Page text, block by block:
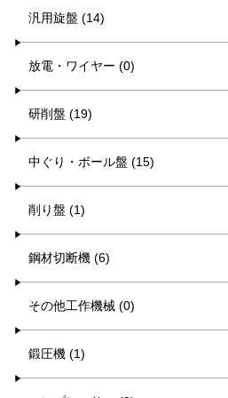
汎用旋盤 (14)
放電・ワイヤー (0)
研削盤 (19)
中ぐり・ボール盤 (15)
削り盤 (1)
鋼材切断機 (6)
その他工作機械 (0)
鍛圧機 (1)